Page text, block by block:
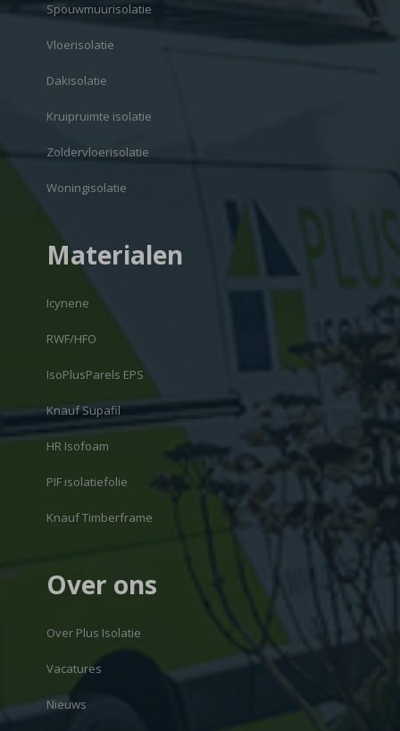
Spouwmuurisolatie
Vloerisolatie
Dakisolatie
Kruipruimte isolatie
Zoldervloerisolatie
Woningisolatie
Materialen
Icynene
RWF/HFO
IsoPlusParels EPS
Knauf Supafil
HR Isofoam
PIF isolatiefolie
Knauf Timberframe
Over ons
Over Plus Isolatie
Vacatures
Nieuws